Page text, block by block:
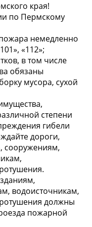
края!
по Пермскому
немедленно
«112»;
в том числе
обязаны
мусора, сухой
степени
гибели
дороги,
сооружениям,
водоисточникам,
должны
пожарной